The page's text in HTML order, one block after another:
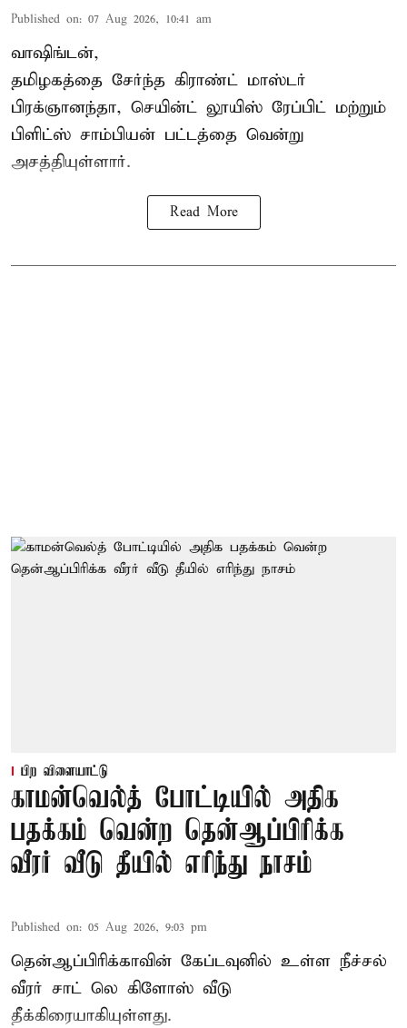
Published on: 07 Aug 2026, 10:41 am
வாஷிங்டன்,
தமிழகத்தை சேர்ந்த கிராண்ட் மாஸ்டர்
பிரக்ஞானந்தா, செயின்ட் லூயிஸ் ரேப்பிட் மற்றும்
பிளிட்ஸ் சாம்பியன் பட்டத்தை வென்று
அசத்தியுள்ளார்.
Read More
பிற விளையாட்டு
காமன்வெல்த் போட்டியில் அதிக
பதக்கம் வென்ற தென்ஆப்பிரிக்க
வீரர் வீடு தீயில் எரிந்து நாசம்
Published on: 05 Aug 2026, 9:03 pm
தென்ஆப்பிரிக்காவின் கேப்டவுனில் உள்ள நீச்சல்
வீரர் சாட் லெ கிளோஸ் வீடு
தீக்கிரையாகியுள்ளது.